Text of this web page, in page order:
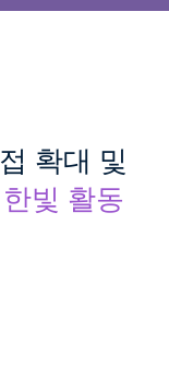
확대 및
한빛 활동